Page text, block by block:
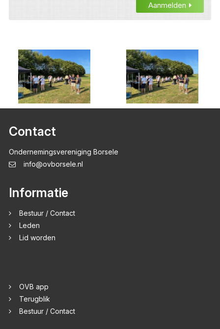
Aanmelden
Contact
Ondernemingsvereniging Borsele
info@ovborsele.nl
Informatie
Bestuur / Contact
Leden
Lid worden
OVB app
Terugblik
Bestuur / Contact